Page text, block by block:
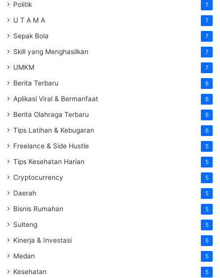
Politik 7
U T A M A 7
Sepak Bola 7
Skill yang Menghasilkan 7
UMKM 7
Berita Terbaru 6
Aplikasi Viral & Bermanfaat 6
Berita Olahraga Terbaru 6
Tips Latihan & Kebugaran 6
Freelance & Side Hustle 5
Tips Kesehatan Harian 5
Cryptocurrency 5
Daerah 5
Bisnis Rumahan 5
Sulteng 5
Kinerja & Investasi 5
Medan 5
Kesehatan 5